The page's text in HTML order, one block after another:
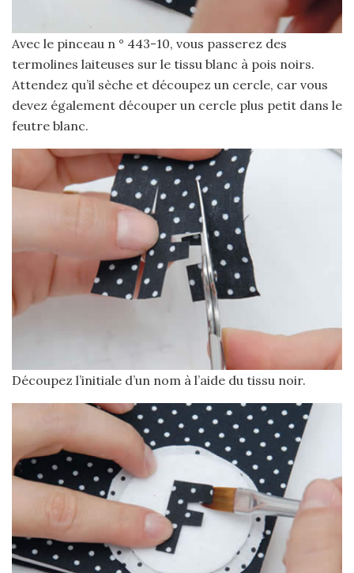
Avec le pinceau n ° 443-10, vous passerez des
termolines laiteuses sur le tissu blanc à pois noirs.
Attendez qu’il sèche et découpez un cercle, car vous
devez également découper un cercle plus petit dans le
feutre blanc.
Découpez l’initiale d’un nom à l’aide du tissu noir.